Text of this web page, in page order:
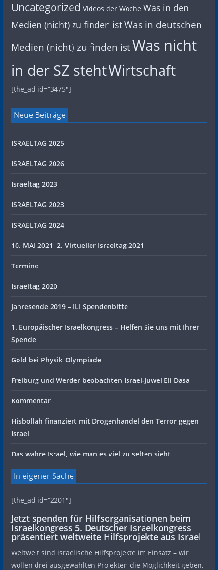
Uncategorized Videos der Woche Was in den
Medien (nicht) zu finden istWas in deutschen
Medien (nicht) zu finden istWas nicht
in der SZ stehtWirtschaft
[the_ad id=“3475″]
Neue Beiträge
ISRAELTAG 2025
ISRAELTAG 2026
Israeltag 2023
ISRAELTAG 2023
ISRAELTAG 2024
10. MAI 2021: 2. Virtueller Israeltag 2021
Termine
Israeltag 2020
Jahresende 2019 – ILI Spendenbitte
1. Europäischer Israelkongress – Helfen Sie uns mit Ihrer
Spende
Gold bei Physik-Olympiade
Freiburg und Werder beobachten Israel-Juwel Eli Dasa
Kommentar
Hisbollah finanziert mit Drogenhandel den Terror gegen
Israel
Das wahre Israel, wie man es viel zu selten sieht.
In eigener Sache
[the_ad id=“2201″]
Jetzt spenden für Hilfsorganisationen beim
Israelkongress 5. Deutscher Israelkongress
präsentiert weltweite Hilfsprojekte aus Israel
Weltweit sind israelische Hilfsprojekte im Einsatz – wir
wollen drei ausgewählten Projekten die Möglichkeit geben,